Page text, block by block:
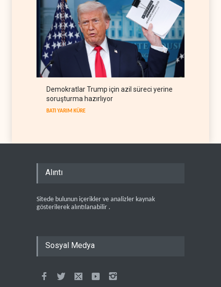
Demokratlar Trump için azil süreci yerine
soruşturma hazırlıyor
BATI YARIM KÜRE
Alıntı
Sitede bulunun içerikler ve analizler kaynak
gösterilerek alıntılanabilir .
Sosyal Medya